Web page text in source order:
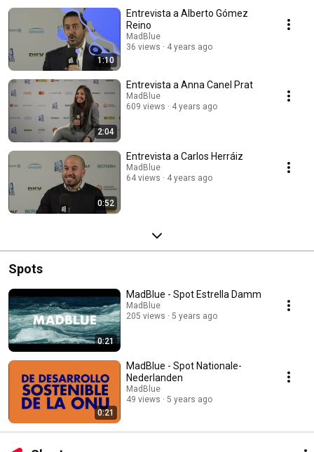
1:10
Entrevista a Alberto Gómez
Reino
MadBlue
36 views
4 years ago
2:04
Entrevista a Anna Canel Prat
MadBlue
609 views
4 years ago
0:52
Entrevista a Carlos Herráiz
MadBlue
64 views
4 years ago
Spots
0:21
MadBlue - Spot Estrella Damm
MadBlue
205 views
5 years ago
0:21
MadBlue - Spot Nationale-
Nederlanden
MadBlue
49 views
5 years ago